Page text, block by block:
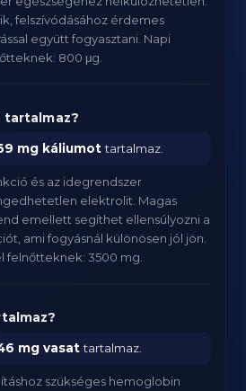
felszívódásához érdemes
együtt fogyasztani. Napi
800 μg.
tartalmaz?
mg káliumottartalmaz.
és az idegrendszer
elektrolit. Magas
emellett segíthet ellensúlyozni a
ami fogyásnál különösen jól jön.
felnőtteknek: 3500 mg.
mg vasattartalmaz.
szükséges hemoglobin